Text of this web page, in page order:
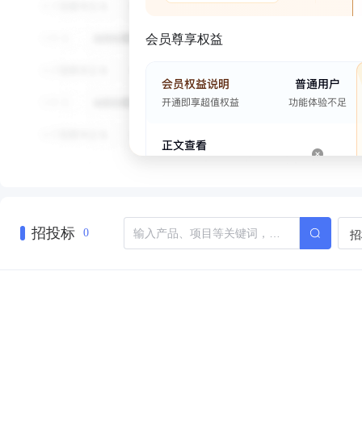
会员尊享权益
招投标 0